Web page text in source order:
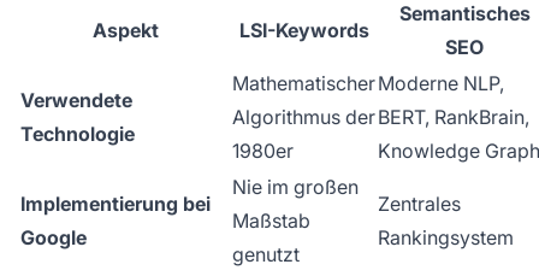
Aspekt LSI-Keywords
Semantisches
SEO
Verwendete
Technologie
Mathematischer
Algorithmus der
1980er
Moderne NLP,
BERT, RankBrain,
Knowledge Graph
Implementierung bei
Google
Nie im großen
Maßstab
genutzt
Zentrales
Rankingsystem